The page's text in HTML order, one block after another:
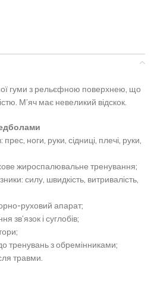
гуми з рельєфною поверхнею, що
М’яч має невеликий відскок.
прес, ноги, руки, сідниці, плечі, руки,
жироспалювальне тренування;
силу, швидкість, витривалість,
руховий апарат;
зв’язок і суглобів;
тренувань з обремінниками;
травми.